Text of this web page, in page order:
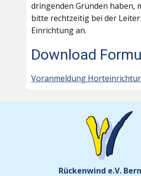
dringenden Gründen haben,
bitte rechtzeitig bei der
Einrichtung an.
Download
Voranmeldung
Rückenwind e.V.